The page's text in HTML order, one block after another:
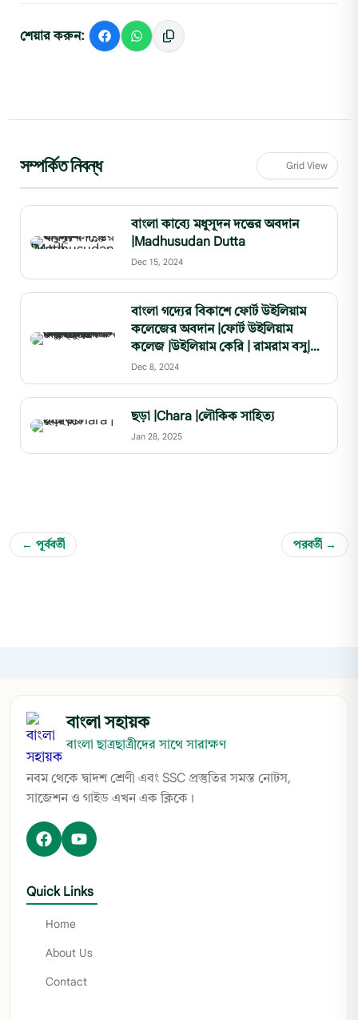
শেয়ার করুন:
সম্পর্কিত নিবন্ধ Grid View
বাংলা কাব্যে মধুসূদন দত্তের অবদান
|Madhusudan Dutta
Dec 15, 2024
বাংলা গদ্যের বিকাশে ফোর্ট উইলিয়াম
কলেজের অবদান |ফোর্ট উইলিয়াম
কলেজ |উইলিয়াম কেরি | রামরাম বসু|
মৃত্যুঞ্জয় বিদ্যালঙ্কার
Dec 8, 2024
ছড়া |Chara |লৌকিক সাহিত্য
Jan 28, 2025
← পূর্ববর্তী পরবর্তী →
বাংলা সহায়ক
বাংলা ছাত্রছাত্রীদের সাথে সারাক্ষণ
নবম থেকে দ্বাদশ শ্রেণী এবং SSC প্রস্তুতির সমস্ত নোটস,
সাজেশন ও গাইড এখন এক ক্লিকে।
Quick Links
Home
About Us
Contact